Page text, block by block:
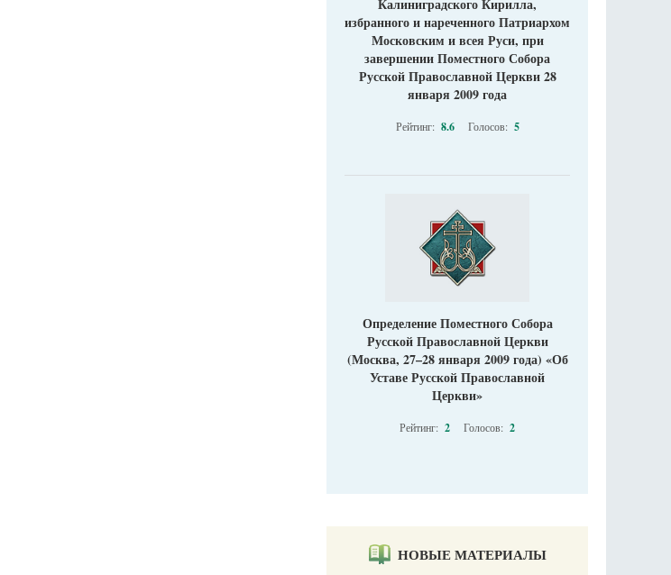
Калиниградского Кирилла,
избранного и нареченного Патриархом
Московским и всея Руси, при
завершении Поместного Собора
Русской Православной Церкви 28
января 2009 года
Рейтинг: 8.6 Голосов: 5
Определение Поместного Собора
Русской Православной Церкви
(Москва, 27–28 января 2009 года) «Об
Уставе Русской Православной
Церкви»
Рейтинг: 2 Голосов: 2
НОВЫЕ МАТЕРИАЛЫ